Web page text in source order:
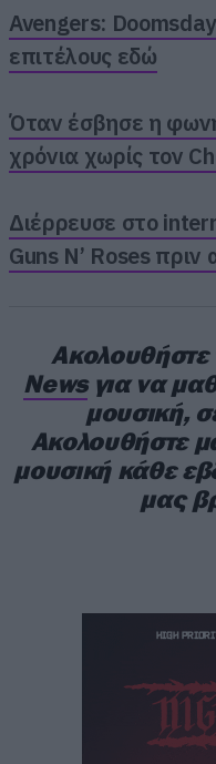
minimal και όντως
βρετανικό σχήμα
Στην πορεία του
παρασύρθηκαν
και τεχνοτροπίες
μαεστρία και οι
caveman
, αλλά
Avengers:
επιτέλους εδώ
Όταν έσβησε η
χρόνια χωρίς τον
Διέρρευσε στο
Guns N’ Roses
Ακολουθήστε
Newsγια να
μουσική,
Ακολουθήστε
μουσική κάθε
μας